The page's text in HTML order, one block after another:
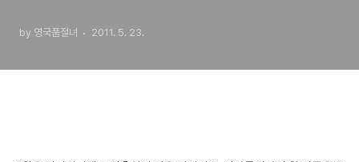
by 영국품절녀 2011. 5. 23.